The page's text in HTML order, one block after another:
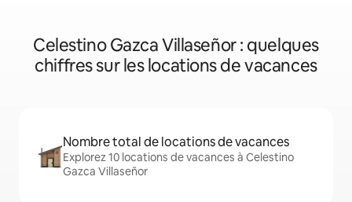
Celestino Gazca Villaseñor : quelques
chiffres sur les locations de vacances
Nombre total de locations de vacances
Explorez 10 locations de vacances à Celestino
Gazca Villaseñor